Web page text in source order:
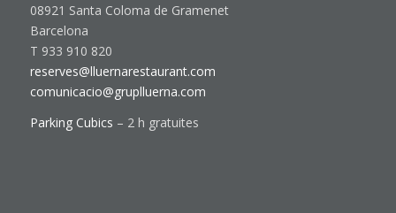
08921 Santa Coloma de Gramenet
Barcelona
T 933 910 820
reserves@lluernarestaurant.com
comunicacio@gruplluerna.com
Parking Cubics – 2 h gratuites